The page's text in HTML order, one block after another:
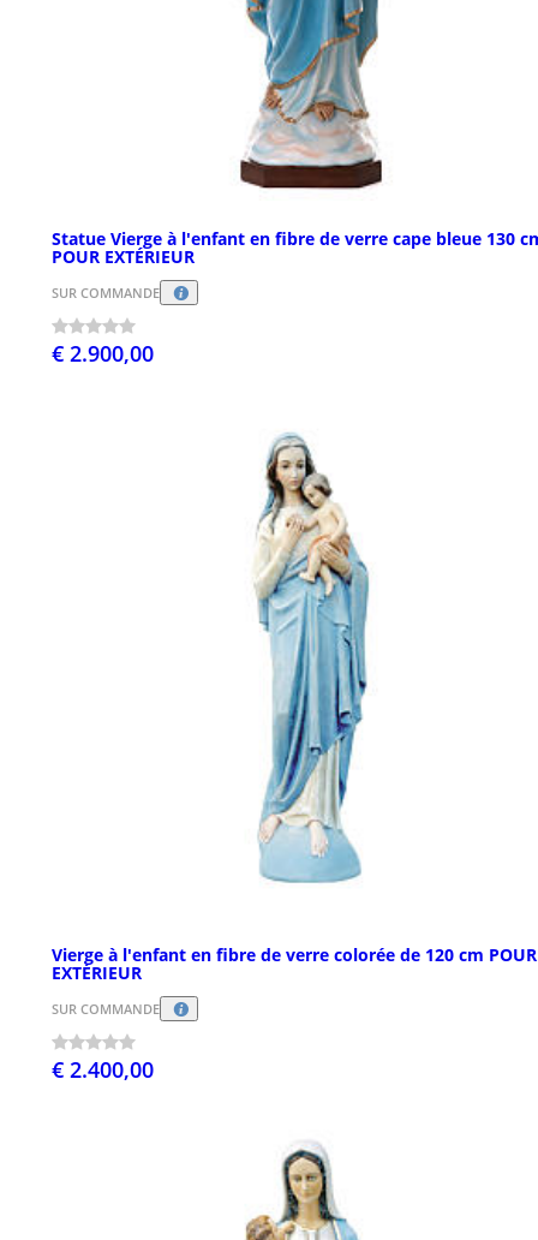
Statue Vierge à l'enfant en fibre de verre cape bleue 130
POUR EXTÉRIEUR
SUR COMMANDE
€ 2.900,00
Vierge à l'enfant en fibre de verre colorée de 120 cm POUR
EXTÉRIEUR
SUR COMMANDE
€ 2.400,00